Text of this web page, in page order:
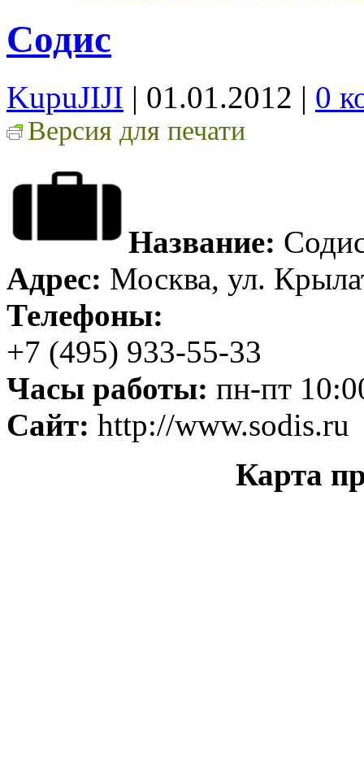
Содис
KupuJIJI | 01.01.2012 | 0
Версия для печати
Название:
Адрес: Москва, ул.
Телефоны:
+7 (495) 933-55-33
Часы работы: пн-пт
Сайт: http://www.sodis.ru
Карта